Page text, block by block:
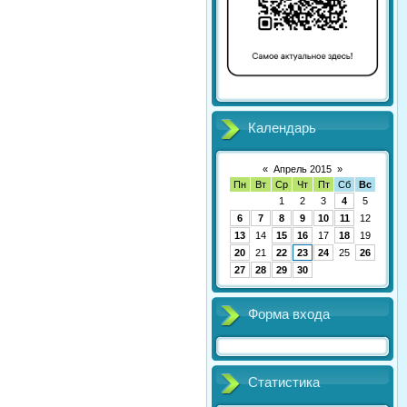
Календарь
« Апрель 2015 »
Пн
Вт Ср Чт Пт Сб
Вс
1
2 3 4
5
6
7 8 9 10 11
12
13
14 15 16 17 18
19
20
21 22 23 24 25
26
27
28 29 30
Форма входа
Статистика